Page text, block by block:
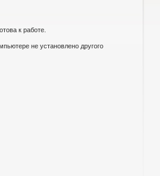
к работе.
не установлено другого